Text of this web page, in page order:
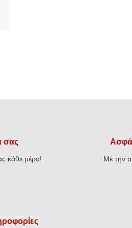
σας
κάθε μέρα! Με την